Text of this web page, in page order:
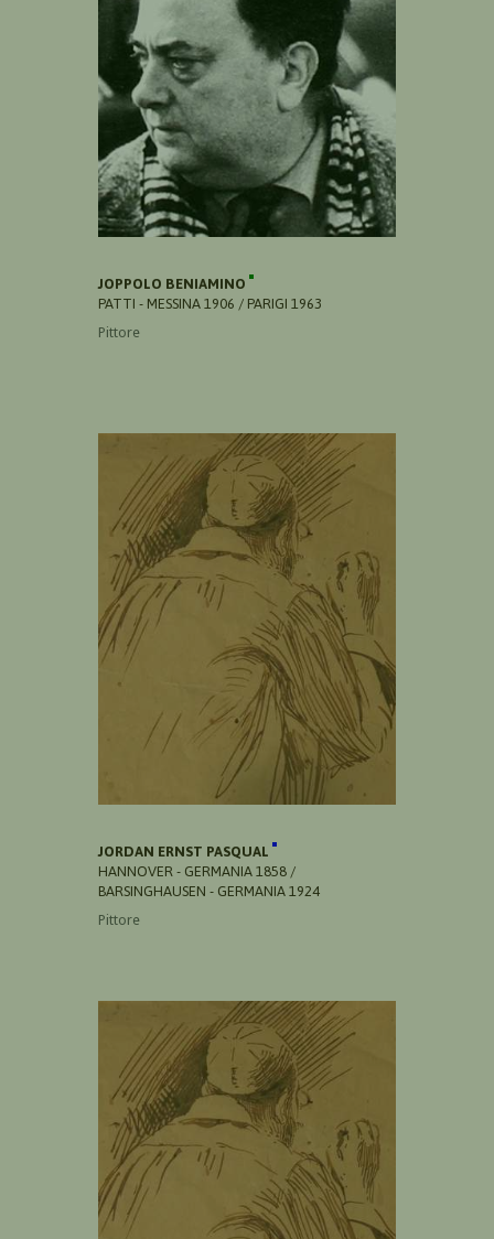
JOPPOLO BENIAMINO
PATTI - MESSINA 1906 / PARIGI 1963
Pittore
JORDAN ERNST PASQUAL
HANNOVER - GERMANIA 1858 /
BARSINGHAUSEN - GERMANIA 1924
Pittore